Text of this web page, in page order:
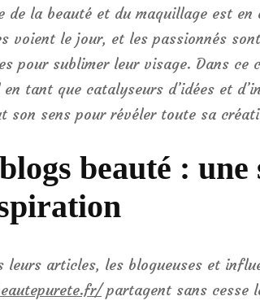
de la beauté et du maquillage est
voient le jour, et les passionnés
pour sublimer leur visage. Dans ce
en tant que catalyseurs d’idées et
son sens pour révéler toute sa
beauté :
leurs articles, les blogueuses et
partagent sans cesse